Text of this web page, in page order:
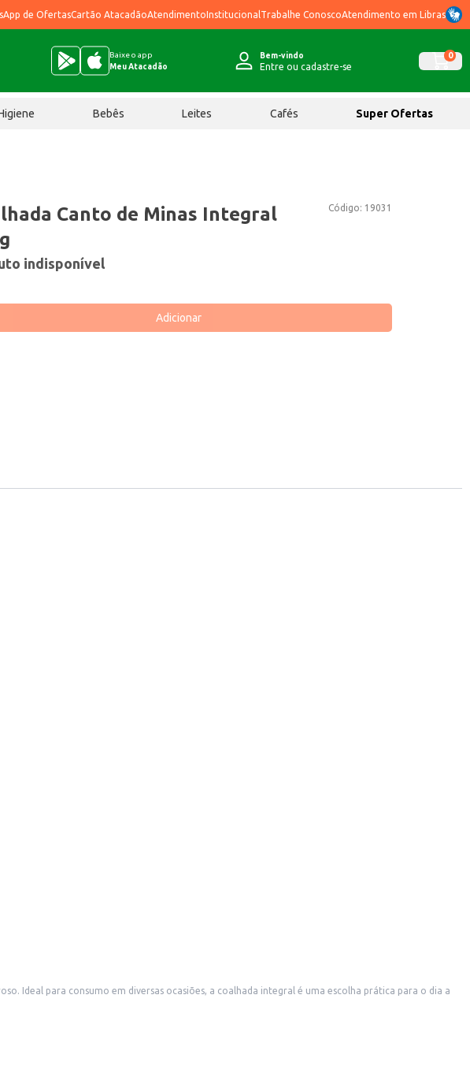
de OfertasCartão AtacadãoAtendimentoInstitucional Trabalhe ConoscoAtendimento em Libras
Baixe o app
Meu Atacadão
Bem-vindo
Entre ou cadastre-se
0
Bebês Leites Cafés Super Ofertas
Código: 19031
Canto de Minas Integral
indisponível
Adicionar
Ideal para consumo em diversas ocasiões, a coalhada integral é uma escolha prática para o dia a